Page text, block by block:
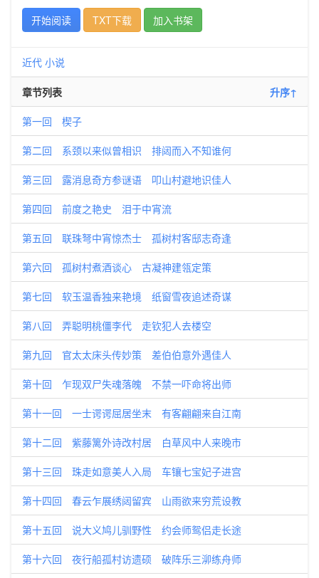
开始阅读
TXT下载 加入书架
近代 小说
章节列表 升序↑
第一回 楔子
第二回 系颈以来似曾相识 排闼而入不知谁何
第三回 露消息奇方参谜语 叩山村避地识佳人
第四回 前度之艳史 泪于中宵流
第五回 联珠弩中宵惊杰士 孤树村客邸志奇逢
第六回 孤树村煮酒谈心 古凝神建瓴定策
第七回 软玉温香独来艳境 纸窗雪夜追述奇谋
第八回 弄聪明桃僵李代 走钦犯人去楼空
第九回 官太太床头传妙策 差伯伯意外遇佳人
第十回 乍现双尸失魂落魄 不禁一吓命将出师
第十一回 一士谔谔屈居坐末 有客翩翩来自江南
第十二回 紫藤篱外诗改村居 白草风中人来晚市
第十三回 珠走如意美人入局 车镶七宝妃子进宫
第十四回 春云乍展绣闼留宾 山雨欲来穷荒设教
第十五回 说大义鸠儿驯野性 约会师鸳侣走长途
第十六回 夜行船孤村访遗硕 破阵乐三泖练舟师